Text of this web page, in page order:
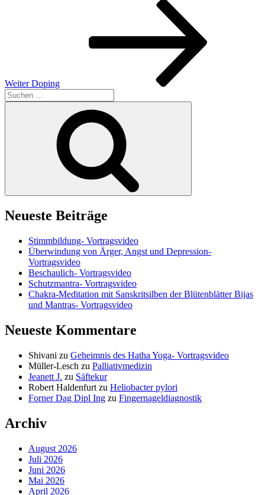
Weiter Doping
Suchen
nach:
Neueste Beiträge
Stimmbildung- Vortragsvideo
Überwindung von Ärger, Angst und Depression-
Vortragsvideo
Beschaulich- Vortragsvideo
Schutzmantra- Vortragsvideo
Chakra-Meditation mit Sanskritsilben der Blütenblätter Bijas
und Mantras- Vortragsvideo
Neueste Kommentare
Shivani zu Geheimnis des Hatha Yoga- Vortragsvideo
Müller-Lesch zu Palliativmedizin
Jeanett J. zu Säftekur
Robert Haldenfurt zu Heliobacter pylori
Forner Dag Dipl Ing zu Fingernageldiagnostik
Archiv
August 2026
Juli 2026
Juni 2026
Mai 2026
April 2026